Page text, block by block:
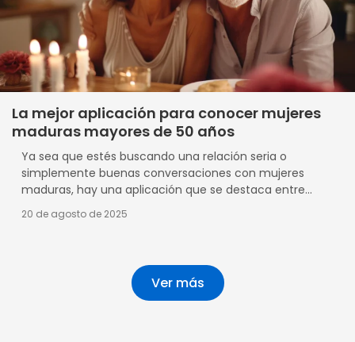
La mejor aplicación para conocer mujeres
maduras mayores de 50 años
Ya sea que estés buscando una relación seria o
simplemente buenas conversaciones con mujeres
maduras, hay una aplicación que se destaca entre...
20 de agosto de 2025
Ver más